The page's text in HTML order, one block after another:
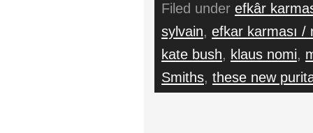
Filed under efkâr
sylvain, efkar karması /
kate bush, klaus nomi,
Smiths, these new